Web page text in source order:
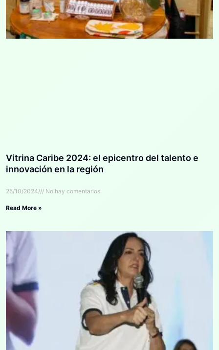
Vitrina Caribe 2024: el epicentro del talento e
innovación en la región
25/10/2024 No hay comentarios
Read More »